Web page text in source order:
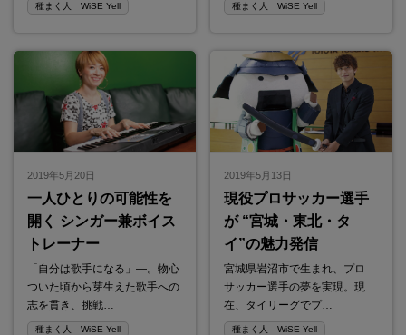
種まく人 WiSE Yell 種まく人 WiSE Yell
2019年5月20日
一人ひとりの可能性を
開く シンガー兼ボイス
トレーナー
「自分は歌手になる」―。物心
ついた頃から芽生えた歌手への
志を貫き、挑戦…
種まく人 WiSE Yell
2019年5月13日
現役プロサッカー選手
が “宮城・東北・タ
イ”の魅力発信
宮城県岩沼市で生まれ、プロ
サッカー選手の夢を実現。現
在、タイリーグでプ…
種まく人 WiSE Yell